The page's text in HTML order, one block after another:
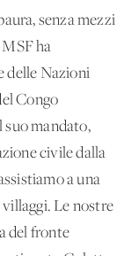
senza mezzi
ha
delle Nazioni
Congo
mandato,
civile dalla
a una
Le nostre
del fronte